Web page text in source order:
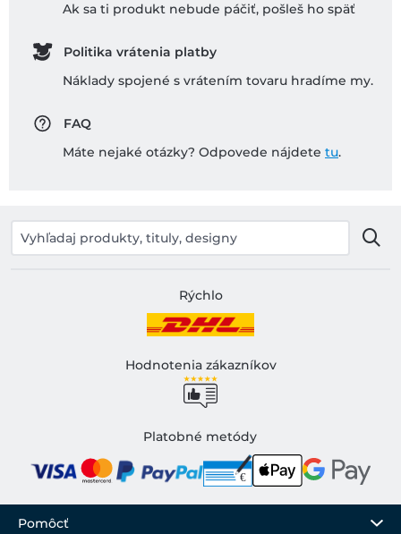
Ak sa ti produkt nebude páčiť, pošleš ho späť
Politika vrátenia platby
Náklady spojené s vrátením tovaru hradíme my.
FAQ
Máte nejaké otázky? Odpovede nájdete tu.
Rýchlo
Hodnotenia zákazníkov
Platobné metódy
Pomôcť